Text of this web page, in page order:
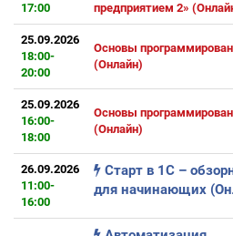
17:00
предприятием 2»
25.09.2026
18:00-
20:00
Основы
(Онлайн)
25.09.2026
16:00-
18:00
Основы
(Онлайн)
26.09.2026
11:00-
16:00
Старт в 1С –
для начинающих